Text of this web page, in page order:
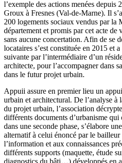
l’exemple des actions menées depuis
Groux à Fresnes (Val-de-Marne). Il
200 logements sociaux vendus par la
département et promis par cet acte de
sans aucune concertation. Afin de se
locataires s’est constituée en 2015 et
suivante par l’intermédiaire d’un
architecte, pour l’accompagner dans
dans le futur projet urbain.
Appuii assure en premier lieu un
urbain et architectural. De l’analyse à
du projet urbain, l’association
différents documents d’urbanisme
dans une seconde phase, s’élabore
alternatif à celui énoncé par le bailleur
l’information et aux connaissances
différents supports (maquette, étude